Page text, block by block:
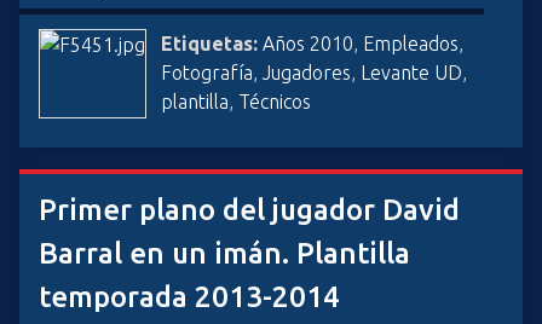
Etiquetas: Años 2010, Empleados,
Fotografía, Jugadores, Levante UD,
plantilla, Técnicos
Primer plano del jugador David
Barral en un imán. Plantilla
temporada 2013-2014